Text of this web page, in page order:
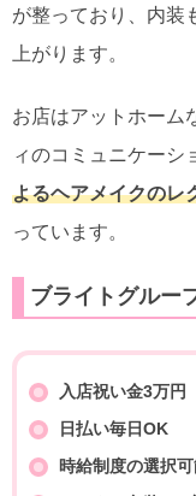
が整っており、内装
上がります。
お店はアットホーム
ィのコミュニケーシ
よるヘアメイクのレ
っています。
ブライトグルー
入店祝い金3万円
日払い毎日OK
時給制度の選択